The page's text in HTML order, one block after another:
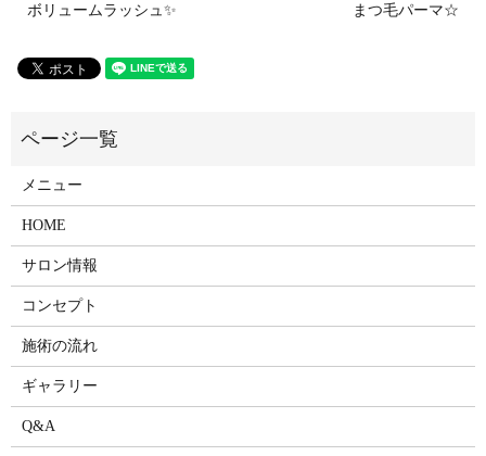
ボリュームラッシュ✨ まつ毛パーマ☆
メニュー
HOME
サロン情報
コンセプト
施術の流れ
ギャラリー
Q&A